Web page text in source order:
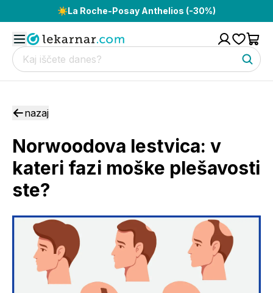
☀️La Roche-Posay Anthelios (-30%)
nazaj
Norwoodova lestvica: v
kateri fazi moške plešavosti
ste?